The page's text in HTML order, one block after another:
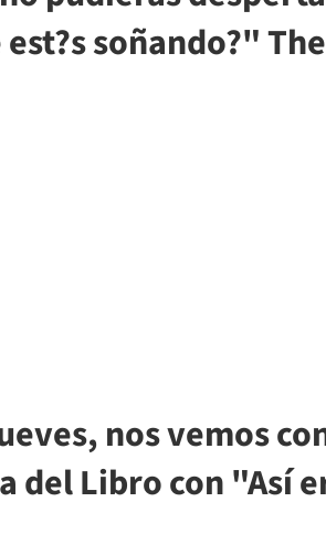
soñando?"
nos vemos
del Libro con "Así